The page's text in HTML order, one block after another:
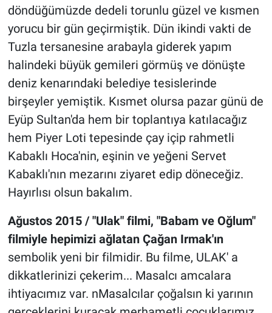
döndüğümüzde dedeli torunlu güzel ve kısmen
yorucu bir gün geçirmiştik. Dün ikindi vakti de
Tuzla tersanesine arabayla giderek yapım
halindeki büyük gemileri görmüş ve dönüşte
deniz kenarındaki belediye tesislerinde
birşeyler yemiştik. Kısmet olursa pazar günü de
Eyüp Sultan'da hem bir toplantıya katılacağız
hem Piyer Loti tepesinde çay içip rahmetli
Kabaklı Hoca'nin, eşinin ve yeğeni Servet
Kabaklı'nın mezarını ziyaret edip döneceğiz.
Hayırlısı olsun bakalım.
Ağustos 2015 / "Ulak" filmi, "Babam ve Oğlum"
filmiyle hepimizi ağlatan Çağan Irmak'ın
sembolik yeni bir filmidir. Bu filme, ULAK' a
dikkatlerinizi çekerim... Masalcı amcalara
ihtiyacımız var. nMasalcılar çoğalsın ki yarının